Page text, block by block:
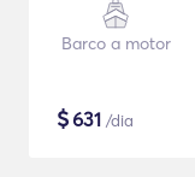
Barco a motor
$631 /dia